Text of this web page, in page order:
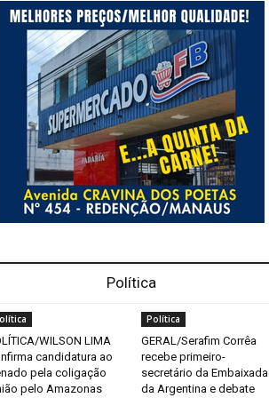
Política
WILSON LIMA
candidatura ao
pela coligação
pelo Amazonas
Política
GERAL/Serafim Corrêa
recebe primeiro-
secretário da Embaixada
da Argentina e debate